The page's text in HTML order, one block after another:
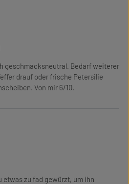
geschmacksneutral. Bedarf weiterer
drauf oder frische Petersilie
Von mir 6/10.
etwas zu fad gewürzt, um ihn